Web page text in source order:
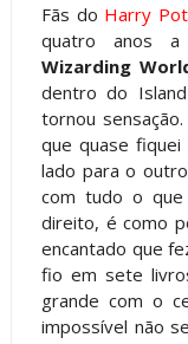
Fãs do Harry
quatro anos
Wizarding
dentro do
tornou
que quase fiquei
lado para o
com tudo o
direito, é como
encantado que
fio em sete
grande com o
impossível não